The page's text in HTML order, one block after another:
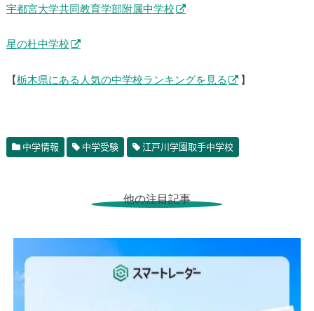
宇都宮大学共同教育学部附属中学校
星の杜中学校
【 栃木県にある人気の中学校ランキングを見る 】
中学情報 中学受験 江戸川学園取手中学校
他の注目記事